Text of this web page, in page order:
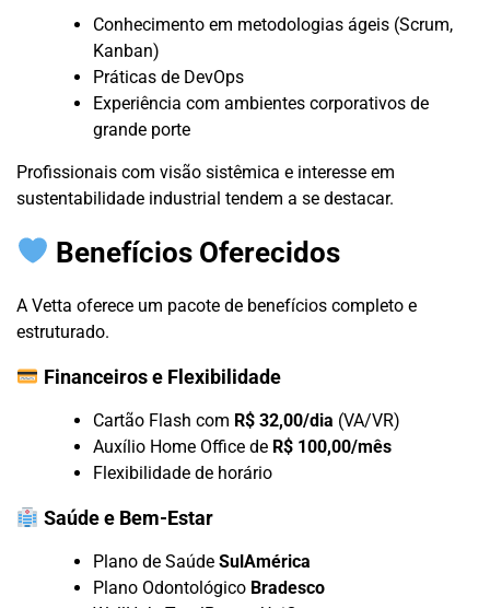
Conhecimento em metodologias ágeis (Scrum,
Kanban)
Práticas de DevOps
Experiência com ambientes corporativos de
grande porte
Profissionais com visão sistêmica e interesse em
sustentabilidade industrial tendem a se destacar.
Benefícios Oferecidos
A Vetta oferece um pacote de benefícios completo e
estruturado.
Financeiros e Flexibilidade
Cartão Flash com R$ 32,00/dia (VA/VR)
Auxílio Home Office de R$ 100,00/mês
Flexibilidade de horário
Saúde e Bem-Estar
Plano de Saúde SulAmérica
Plano Odontológico Bradesco